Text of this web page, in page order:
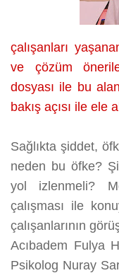
çalışanları
ve çözüm
dosyası ile bu
bakış açısı ile ele
Sağlıkta şiddet,
neden bu öfke?
yol izlenmeli?
çalışması ile
çalışanlarının
Acıbadem Fulya
Psikolog Nuray